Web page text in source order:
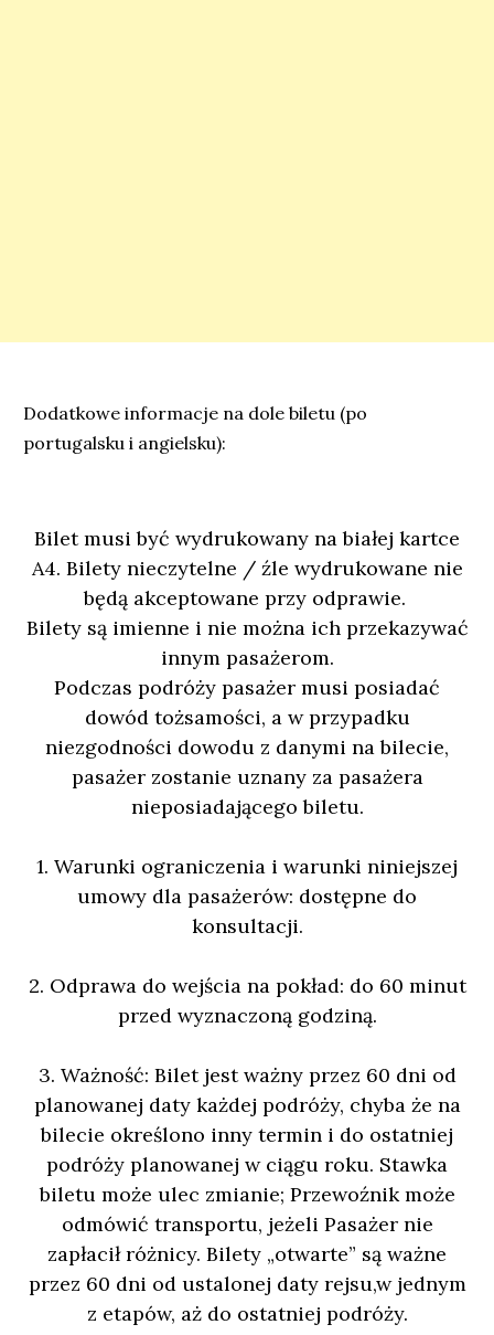
Dodatkowe informacje na dole biletu (po
portugalsku i angielsku):
Bilet musi być wydrukowany na białej kartce
A4. Bilety nieczytelne / źle wydrukowane nie
będą akceptowane przy odprawie.
Bilety są imienne i nie można ich przekazywać
innym pasażerom.
Podczas podróży pasażer musi posiadać
dowód tożsamości, a w przypadku
niezgodności dowodu z danymi na bilecie,
pasażer zostanie uznany za pasażera
nieposiadającego biletu.
1. Warunki ograniczenia i warunki niniejszej
umowy dla pasażerów: dostępne do
konsultacji.
2. Odprawa do wejścia na pokład: do 60 minut
przed wyznaczoną godziną.
3. Ważność: Bilet jest ważny przez 60 dni od
planowanej daty każdej podróży, chyba że na
bilecie określono inny termin i do ostatniej
podróży planowanej w ciągu roku. Stawka
biletu może ulec zmianie; Przewoźnik może
odmówić transportu, jeżeli Pasażer nie
zapłacił różnicy. Bilety „otwarte” są ważne
przez 60 dni od ustalonej daty rejsu,w jednym
z etapów, aż do ostatniej podróży.